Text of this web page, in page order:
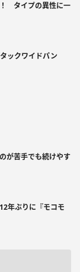
タイプの異性に一
ックワイドパン
が苦手でも続けやす
年ぶりに『モコモ